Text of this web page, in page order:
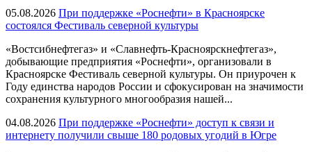
05.08.2026 При поддержке «Роснефти» в Красноярске
состоялся Фестиваль северной культуры
«Востсибнефтегаз» и «Славнефть-Красноярскнефтегаз»,
добывающие предприятия «Роснефти», организовали в
Красноярске Фестиваль северной культуры. Он приурочен к
Году единства народов России и сфокусирован на значимости
сохранения культурного многообразия нашей...
04.08.2026 При поддержке «Роснефти» доступ к связи и
интернету получили свыше 180 родовых угодий в Югре